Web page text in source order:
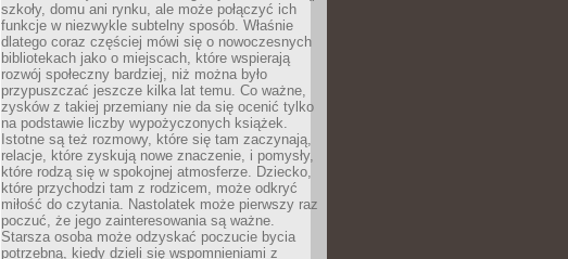
szkoły, domu ani rynku, ale może połączyć ich
funkcje w niezwykle subtelny sposób. Właśnie
dlatego coraz częściej mówi się o nowoczesnych
bibliotekach jako o miejscach, które wspierają
rozwój społeczny bardziej, niż można było
przypuszczać jeszcze kilka lat temu. Co ważne,
zysków z takiej przemiany nie da się ocenić tylko
na podstawie liczby wypożyczonych książek.
Istotne są też rozmowy, które się tam zaczynają,
relacje, które zyskują nowe znaczenie, i pomysły,
które rodzą się w spokojnej atmosferze. Dziecko,
które przychodzi tam z rodzicem, może odkryć
miłość do czytania. Nastolatek może pierwszy raz
poczuć, że jego zainteresowania są ważne.
Starsza osoba może odzyskać poczucie bycia
potrzebną, kiedy dzieli się wspomnieniami z